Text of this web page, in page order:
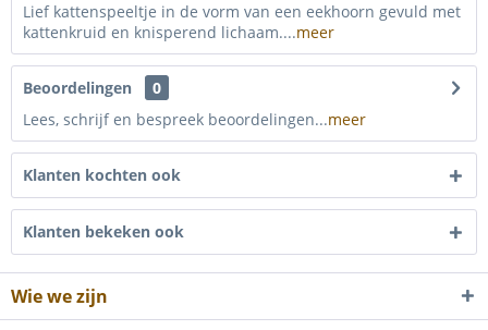
Lief kattenspeeltje in de vorm van een eekhoorn gevuld met
kattenkruid en knisperend lichaam....meer
Beoordelingen
0
Lees, schrijf en bespreek beoordelingen...meer
Klanten kochten ook
Klanten bekeken ook
Wie we zijn